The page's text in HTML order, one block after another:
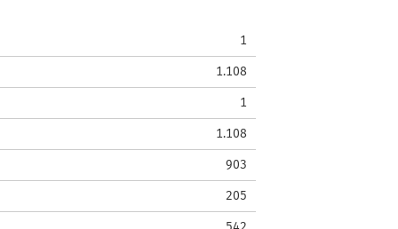
1
1.108
1
1.108
903
205